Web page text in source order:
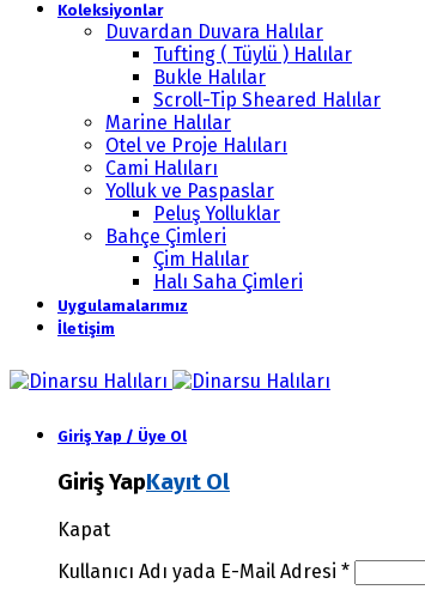
Koleksiyonlar
Duvardan Duvara Halılar
Tufting ( Tüylü ) Halılar
Bukle Halılar
Scroll-Tip Sheared Halılar
Marine Halılar
Otel ve Proje Halıları
Cami Halıları
Yolluk ve Paspaslar
Peluş Yolluklar
Bahçe Çimleri
Çim Halılar
Halı Saha Çimleri
Uygulamalarımız
İletişim
Giriş Yap / Üye Ol
Giriş YapKayıt Ol
Kapat
Kullanıcı Adı yada E-Mail Adresi *